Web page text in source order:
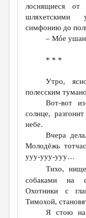
лоснящиеся
шляхетскими
симфонию до
– Мóе
* * *
Утро,
полесским
Вот-вот
солнце,
небе.
Вчера
Молодёжь
ууу-ууу-ууу…
Тихо,
собаками на
Охотники с
Тимохой,
Я стою на